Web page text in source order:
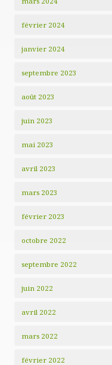
février 2024
janvier 2024
septembre 2023
août 2023
juin 2023
mai 2023
avril 2023
mars 2023
février 2023
octobre 2022
septembre 2022
juin 2022
avril 2022
mars 2022
février 2022